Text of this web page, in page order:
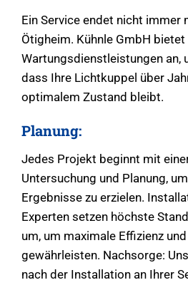
Ein Service endet nicht immer
Ötigheim. Kühnle GmbH bietet
Wartungsdienstleistungen an,
dass Ihre Lichtkuppel über
optimalem Zustand bleibt.
Planung:
Jedes Projekt beginnt mit
Untersuchung und Planung,
Ergebnisse zu erzielen.
Experten setzen höchste
um, um maximale Effizienz
gewährleisten. Nachsorge:
nach der Installation an Ihrer